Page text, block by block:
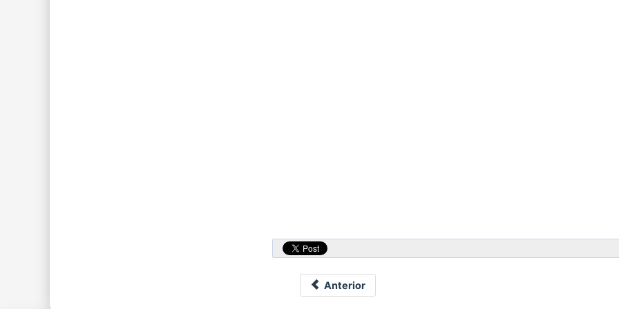
Anterior